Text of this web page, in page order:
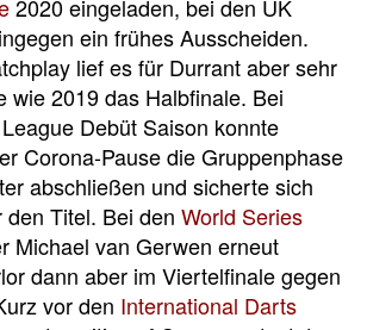
2020 eingeladen, bei den UK
ein frühes Ausscheiden.
lief es für Durrant aber sehr
wie 2019 das Halbfinale. Bei
Debüt Saison konnte
Corona-Pause die Gruppenphase
abschließen und sicherte sich
Titel. Bei den World Series
Michael van Gerwen erneut
dann aber im Viertelfinale gegen
vor den International Darts